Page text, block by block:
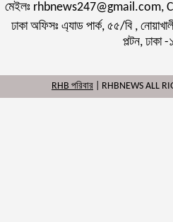
মেইলঃ rhbnews247@gmail.com,
ঢাকা অফিসঃ এ্যাড পার্ক, ৫৫/বি ,
পল্টন, ঢাকা
RHB পরিবার | RHBNEWS ALL